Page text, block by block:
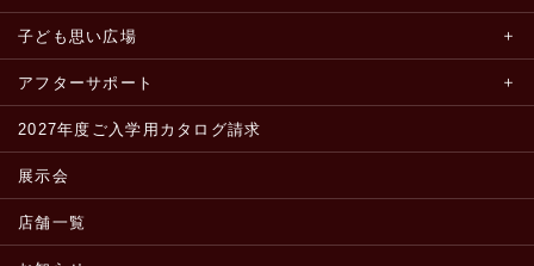
子ども思い広場
アフターサポート
2027年度ご入学用カタログ請求
展示会
店舗一覧